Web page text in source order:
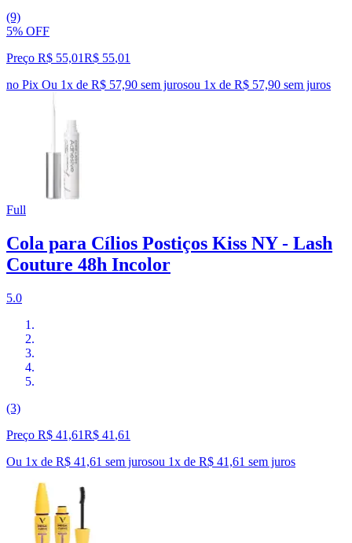
(9)
5% OFF
Preço R$ 55,01R$ 55,01
no Pix Ou 1x de R$ 57,90 sem jurosou 1x de R$ 57,90 sem juros
Full
Cola para Cílios Postiços Kiss NY - Lash
Couture 48h Incolor
5.0
(3)
Preço R$ 41,61R$ 41 ,61
Ou 1x de R$ 41,61 sem jurosou 1x de R$ 41,61 sem juros